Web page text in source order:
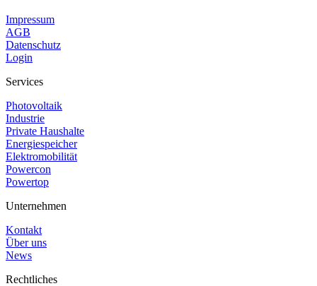
Impressum
AGB
Datenschutz
Login
Services
Photovoltaik
Industrie
Private Haushalte
Energiespeicher
Elektromobilität
Powercon
Powertop
Unternehmen
Kontakt
Über uns
News
Rechtliches